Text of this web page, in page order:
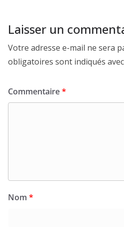
Laisser un
Votre adresse e-mail ne sera
obligatoires sont indiqués avec
Commentaire*
Nom *